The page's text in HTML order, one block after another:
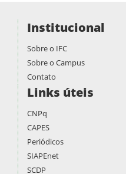
Institucional
Sobre o IFC
Sobre o Campus
Contato
Links úteis
CNPq
CAPES
Periódicos
SIAPEnet
SCDP